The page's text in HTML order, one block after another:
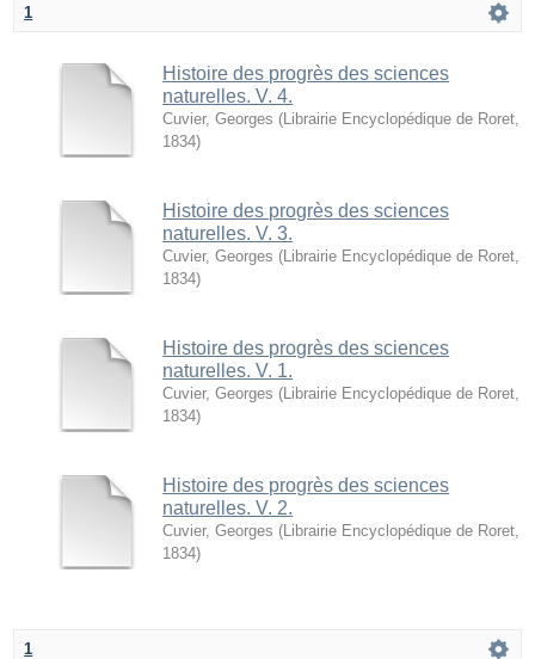
1
Histoire des progrès des sciences
naturelles. V. 4.
Cuvier, Georges ( Librairie Encyclopédique de Roret
1834)
Histoire des progrès des sciences
naturelles. V. 3.
Cuvier, Georges ( Librairie Encyclopédique de Roret
1834)
Histoire des progrès des sciences
naturelles. V. 1.
Cuvier, Georges ( Librairie Encyclopédique de Roret
1834)
Histoire des progrès des sciences
naturelles. V. 2.
Cuvier, Georges ( Librairie Encyclopédique de Roret
1834)
1